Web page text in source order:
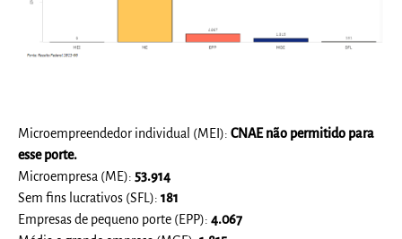
Microempreendedor individual (MEI):CNAE não permitido para
esse porte.
Microempresa (ME):53.914
Sem fins lucrativos (SFL):181
Empresas de pequeno porte (EPP):4.067